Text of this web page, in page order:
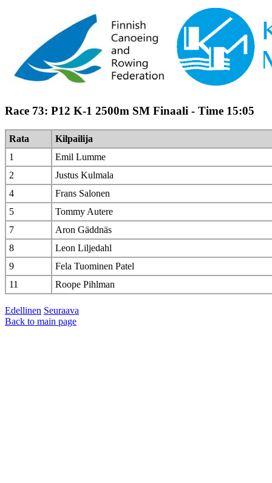
Race 73: P12 K-1 2500m SM Finaali - Time 15:05
Rata
Kilpailija
1
Emil Lumme
2
Justus Kulmala
4
Frans Salonen
5
Tommy Autere
7
Aron Gäddnäs
8
Leon Liljedahl
9
Fela Tuominen Patel
11
Roope Pihlman
Edellinen Seuraava
Back to main page